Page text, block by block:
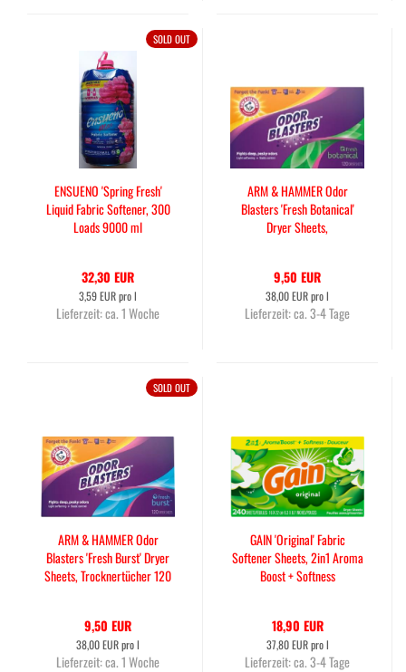
SOLD OUT
ENSUENO 'Spring Fresh'
Liquid Fabric Softener, 300
Loads 9000 ml
32,30 EUR
3,59 EUR pro l
Lieferzeit:ca. 1 Woche
ARM & HAMMER Odor
Blasters 'Fresh Botanical'
Dryer Sheets,
9,50 EUR
38,00 EUR pro l
Lieferzeit:ca. 3-4 Tage
SOLD OUT
ARM & HAMMER Odor
Blasters 'Fresh Burst' Dryer
Sheets, Trocknertücher 120
9,50 EUR
38,00 EUR pro l
Lieferzeit:ca. 1 Woche
GAIN 'Original' Fabric
Softener Sheets, 2in1 Aroma
Boost + Softness
18,90 EUR
37,80 EUR pro l
Lieferzeit:ca. 3-4 Tage